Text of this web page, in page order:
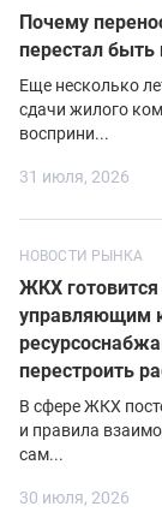
Почему
перестал
Еще несколько
сдачи жилого
восприни...
31 июля, 2026
НОВОСТИ РЫНКА
ЖКХ готовится
управляющим
перестроить
В сфере ЖКХ
и правила
сам...
30 июля, 2026